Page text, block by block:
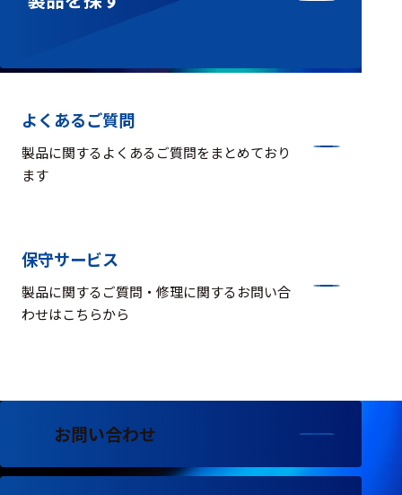
よくあるご質問
製品に関するよくあるご質問をまとめており
ます
保守サービス
製品に関するご質問・修理に関するお問い合
わせはこちらから
お問い合わせ